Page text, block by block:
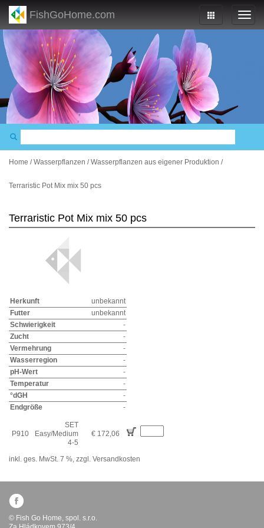
FishGoHome.com
Home /Wasserpflanzen /Wasserpflanzen aus eigener Produktion /
Terraristic Pot Mix mix 50 pcs
Terraristic Pot Mix mix 50 pcs
Herkunft
unbekannt
Futter
unbekannt
Schwierigkeit
-
Zucht
-
Vermehrung
-
Wasserregion
-
pH-Wert
-
Temperatur
-
°dGH
-
Endgröße
-
P910
SET
Easy/Medium
4-5
€ 172,06
inkl. ges. MwSt. 7 %, zzgl. Versandkosten
© Fish Go Home, spol. s.r.o.